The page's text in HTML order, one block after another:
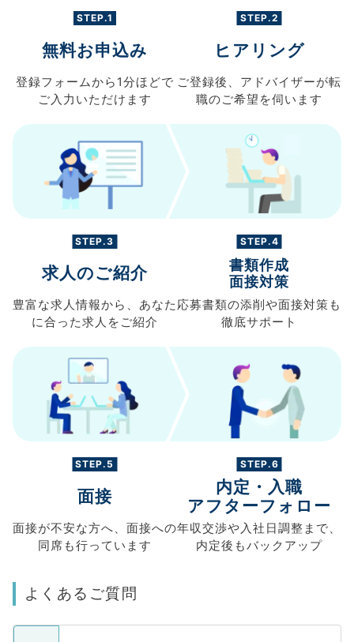
STEP.1
無料お申込み
登録フォームから 1分ほどで
ご入力 いただけます
STEP.2
ヒアリング
ご登録後、 アドバイザーが転
職のご希望を伺います
STEP.3
求人のご紹介
豊富な求人情報から、 あなた
に合った求人を ご紹介
STEP.4
書類作成
面接対策
応募書類の添削や面接対策も
徹底サポート
STEP.5
面接
面接が不安な方へ、 面接への
同席も行っています
STEP.6
内定・入職
アフターフォロー
年収交渉や入社日調整まで、
内定後もバックアップ
よくあるご質問